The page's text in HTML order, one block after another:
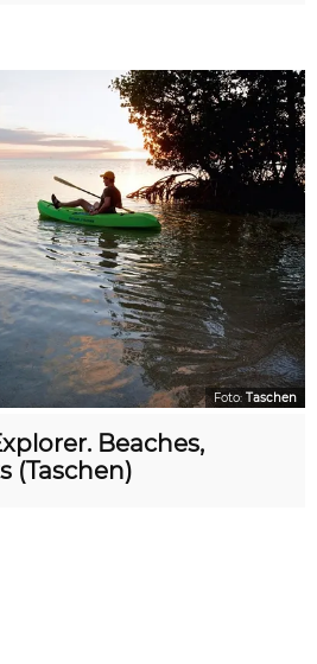
Foto: Taschen
Beaches,
(Taschen)